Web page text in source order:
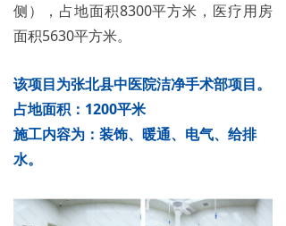
侧），占地面积8300平方米，医疗用房
面积5630平方米。
该项目为张北县中医院洁净手术部项目。
占地面积：1200平米
施工内容为：装饰、暖通、电气、给排
水。